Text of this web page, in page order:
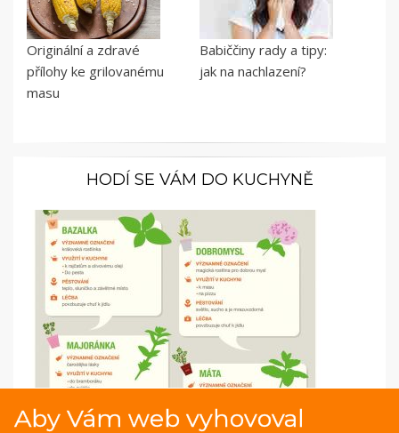
Originální a zdravé
přílohy ke grilovanému
masu
Babiččiny rady a tipy:
jak na nachlazení?
HODÍ SE VÁM DO KUCHYNĚ
Infografika: Nejpoužívanější bylinky v kuchyni i
jako lék
Aby Vám web vyhovoval